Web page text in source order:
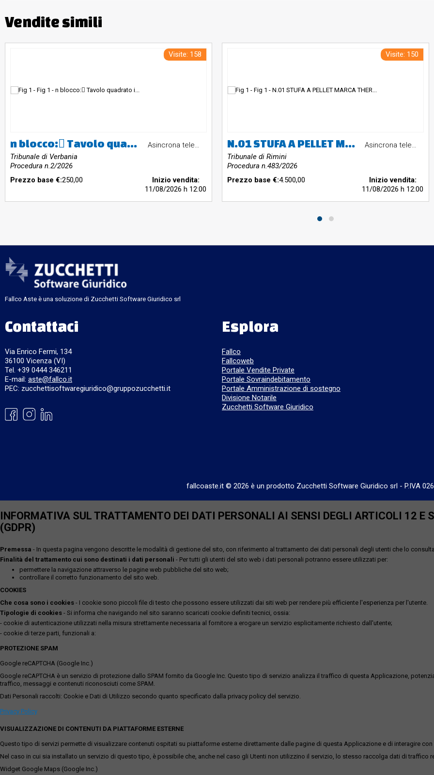
Vendite simili
Visite: 158
n blocco: Tavolo quadrato in laminato marrone allungabile Sedie in legno bianche Mobile basso in noce tanganica a 3 ante battenti Tv Philips 50 pollici ca
Tribunale di Verbania
Procedura n.2/2026
Asincrona telematica
Prezzo base €:250,00
Inizio vendita:
11/08/2026h 12:00
Visite: 150
N.01 STUFA A PELLET MARCA THERMOROSSI MODELLO BELLAVISTA.N.01 STUFA A PELLET MARCA THERMOROSSI MODELLO ESSENZA.Stufe in esposizione usate a titolo dimostrativo.
Tribunale di Rimini
Procedura n.483/2026
Asincrona telematica
Prezzo base €:4.500,00
Inizio vendita:
11/08/2026h 12:00
Fallco Aste è una soluzione di Zucchetti Software Giuridico srl
Contattaci
Via Enrico Fermi, 134
36100 Vicenza (VI)
Tel. +39 0444 346211
E-mail: aste@fallco.it
PEC: zucchettisoftwaregiuridico@gruppozucchetti.it
Esplora
Fallco
Fallcoweb
Portale Vendite Private
Portale Sovraindebitamento
Portale Amministrazione di sostegno
Divisione Notarile
Zucchetti Software Giuridico
fallcoaste.it © 2026 è un prodotto Zucchetti Software Giuridico srl - P.IVA
INFORMATIVA SUL TRATTAMENTO DEI DATI PERSONALI AI SENSI DEGLI ARTICOLI 12 E
(GDPR)
Premessa - In questa pagina vengono descritte le modalità di gestione del sito, con riferimento al trattamento dei dati personali degli utenti che lo
Finalità del trattamento cui sono destinati i dati personali - Per tutti gli utenti del sito web i dati personali potranno essere utilizzati per:
permettere la navigazione attraverso le pagine web pubbliche del sito web;
controllare il corretto funzionamento del sito web.
COOKIES
Che cosa sono i cookies - I cookie sono piccoli file di testo che possono essere utilizzati dai siti web per rendere più efficiente l'esperienza per l'utente.
Tipologie di cookies - Si informa che navigando nel sito saranno scaricati cookie definiti tecnici, ossia:
- cookie di autenticazione utilizzati nella misura strettamente necessaria al fornitore a erogare un servizio esplicitamente richiesto dall'utente;
- cookie di terze parti, funzionali a:
PROTEZIONE SPAM
Google reCAPTCHA (Google Inc.)
Google reCAPTCHA è un servizio di protezione dallo SPAM fornito da Google Inc. Questo tipo di servizio analizza il traffico di questa Applicazione,
traffico, messaggi e contenuti riconosciuti come SPAM.
Dati Personali raccolti: Cookie e Dati di Utilizzo secondo quanto specificato dalla privacy policy del servizio.
Privacy Policy
VISUALIZZAZIONE DI CONTENUTI DA PIATTAFORME ESTERNE
Questo tipo di servizi permette di visualizzare contenuti ospitati su piattaforme esterne direttamente dalle pagine di questa Applicazione e di interagire con
Nel caso in cui sia installato un servizio di questo tipo, è possibile che, anche nel caso gli Utenti non utilizzino il servizio, lo stesso raccolga dati di traffico
Widget Google Maps (Google Inc.)